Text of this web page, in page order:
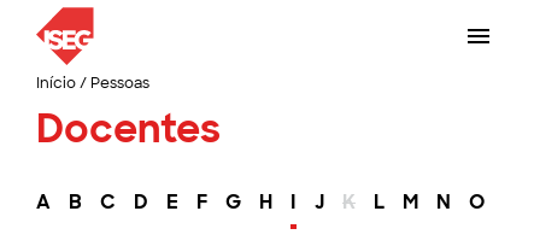
Início/ Pessoas
Docentes
A B C D E F G H I J K L M N O